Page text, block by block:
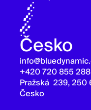
Česko
+420 720 855 288
Pražská 239, 250
Česko